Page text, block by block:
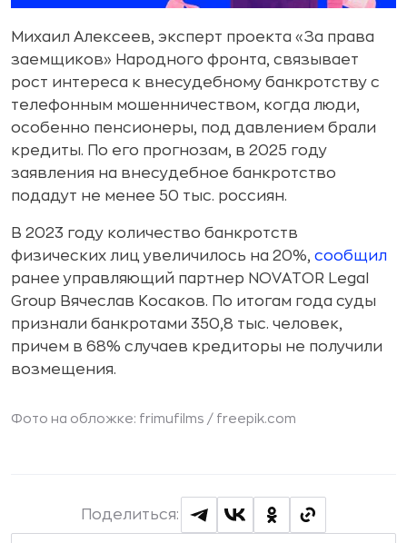
Михаил Алексеев, эксперт проекта «За права
заемщиков» Народного фронта, связывает
рост интереса к внесудебному банкротству с
телефонным мошенничеством, когда люди,
особенно пенсионеры, под давлением брали
кредиты. По его прогнозам, в 2025 году
заявления на внесудебное банкротство
подадут не менее 50 тыс. россиян.
В 2023 году количество банкротств
физических лиц увеличилось на 20%, сообщил
ранее управляющий партнер NOVATOR Legal
Group Вячеслав Косаков. По итогам года суды
признали банкротами 350,8 тыс. человек,
причем в 68% случаев кредиторы не получили
возмещения.
Фото на обложке: frimufilms / freepik.com
Поделиться: